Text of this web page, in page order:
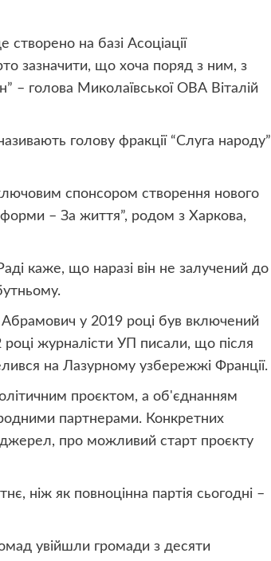
на базі Асоціації
зазначити, що хоча поряд з ним, з
– голова Миколаївської ОВА Віталій
голову фракції “Слуга народу”
спонсором створення нового
– За життя”, родом з Харкова,
каже, що наразі він не залучений до
у 2019 році був включений
журналісти УП писали, що після
на Лазурному узбережжі Франції.
проєктом, а об'єднанням
партнерами. Конкретних
про можливий старт проєкту
ніж як повноцінна партія сьогодні –
увійшли громади з десяти